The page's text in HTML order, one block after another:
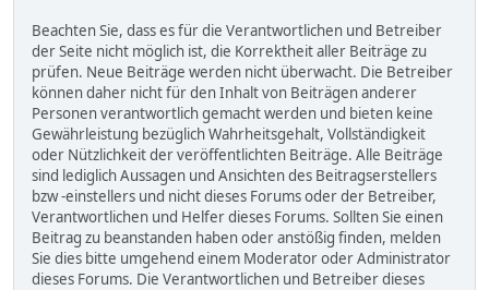
Beachten Sie, dass es für die Verantwortlichen und Betreiber
der Seite nicht möglich ist, die Korrektheit aller Beiträge zu
prüfen. Neue Beiträge werden nicht überwacht. Die Betreiber
können daher nicht für den Inhalt von Beiträgen anderer
Personen verantwortlich gemacht werden und bieten keine
Gewährleistung bezüglich Wahrheitsgehalt, Vollständigkeit
oder Nützlichkeit der veröffentlichten Beiträge. Alle Beiträge
sind lediglich Aussagen und Ansichten des Beitragserstellers
bzw -einstellers und nicht dieses Forums oder der Betreiber,
Verantwortlichen und Helfer dieses Forums. Sollten Sie einen
Beitrag zu beanstanden haben oder anstößig finden, melden
Sie dies bitte umgehend einem Moderator oder Administrator
dieses Forums. Die Verantwortlichen und Betreiber dieses